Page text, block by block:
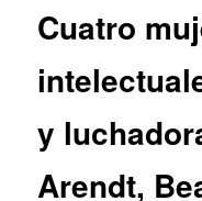
Cuatro
y
Arendt,